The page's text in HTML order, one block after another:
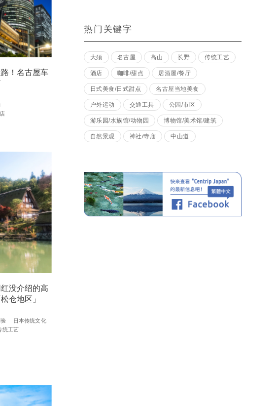
！名古屋车
没介绍的高
仓地区」
日本传统文化
统工艺
热门关键字
大须 名古屋 高山 长野 传统工艺
酒店 咖啡/甜点 居酒屋/餐厅
日式美食/日式甜点 名古屋当地美食
户外运动 交通工具 公园/市区
游乐园/水族馆/动物园 博物馆/美术馆/建筑
自然景观 神社/寺庙 中山道